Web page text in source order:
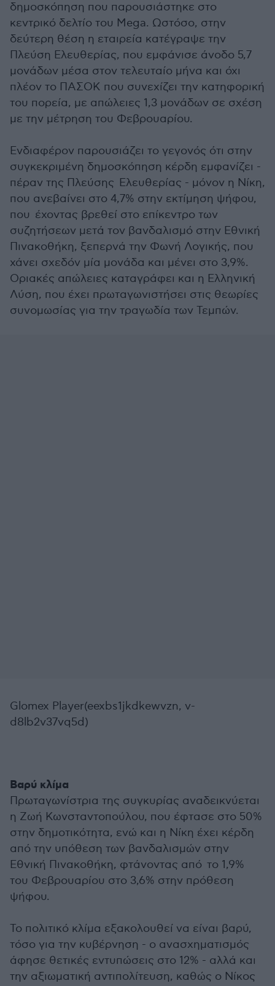
δημοσκόπηση που παρουσιάστηκε στο
κεντρικό δελτίο του Mega. Ωστόσο, στην
δεύτερη θέση η εταιρεία κατέγραψε την
Πλεύση Ελευθερίας, που εμφάνισε άνοδο 5,7
μονάδων μέσα στον τελευταίο μήνα και όχι
πλέον το ΠΑΣΟΚ που συνεχίζει την κατηφορική
του πορεία, με απώλειες 1,3 μονάδων σε σχέση
με την μέτρηση του Φεβρουαρίου.
Ενδιαφέρον παρουσιάζει το γεγονός ότι στην
συγκεκριμένη δημοσκόπηση κέρδη εμφανίζει -
πέραν της Πλεύσης Ελευθερίας - μόνον η Νίκη,
που ανεβαίνει στο 4,7% στην εκτίμηση ψήφου,
που έχοντας βρεθεί στο επίκεντρο των
συζητήσεων μετά τον βανδαλισμό στην Εθνική
Πινακοθήκη, ξεπερνά την Φωνή Λογικής, που
χάνει σχεδόν μία μονάδα και μένει στο 3,9%.
Οριακές απώλειες καταγράφει και η Ελληνική
Λύση, που έχει πρωταγωνιστήσει στις θεωρίες
συνομωσίας για την τραγωδία των Τεμπών.
Glomex Player(eexbs1jkdkewvzn, v-
d8lb2v37vq5d)
Βαρύ κλίμα
Πρωταγωνίστρια της συγκυρίας αναδεικνύεται
η Ζωή Κωνσταντοπούλου, που έφτασε στο 50%
στην δημοτικότητα, ενώ και η Νίκη έχει κέρδη
από την υπόθεση των βανδαλισμών στην
Εθνική Πινακοθήκη, φτάνοντας από το 1,9%
του Φεβρουαρίου στο 3,6% στην πρόθεση
ψήφου.
Το πολιτικό κλίμα εξακολουθεί να είναι βαρύ,
τόσο για την κυβέρνηση - ο ανασχηματισμός
άφησε θετικές εντυπώσεις στο 12% - αλλά και
την αξιωματική αντιπολίτευση, καθώς ο Νίκος